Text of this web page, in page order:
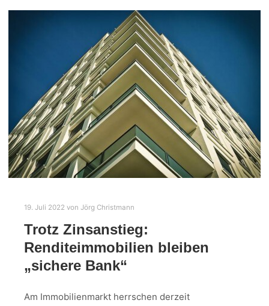
19. Juli 2022 von Jörg Christmann
Trotz Zinsanstieg:
Renditeimmobilien bleiben
„sichere Bank“
Am Immobilienmarkt herrschen derzeit